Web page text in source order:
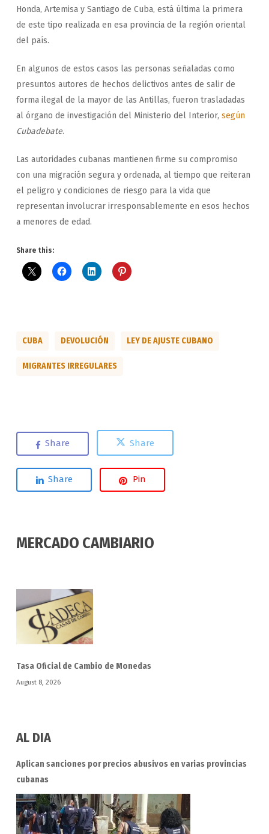
Honda, Artemisa y Santiago de Cuba, está última la primera
de este tipo realizada en esa provincia de la región oriental
del país.
En algunos de estos casos las personas señaladas como
presuntos autores de hechos delictivos antes de salir de
forma ilegal de la mayor de las Antillas, fueron trasladadas
al órgano de investigación del Ministerio del Interior, según
Cubadebate.
Las autoridades cubanas mantienen firme su compromiso
con una migración segura y ordenada, al tiempo que reiteran
el peligro y condiciones de riesgo para la vida que
representan involucrar irresponsablemente en esos hechos
a menores de edad.
Share this:
CUBA DEVOLUCIÓN LEY DE AJUSTE CUBANO
MIGRANTES IRREGULARES
Share Share
Share Pin
MERCADO CAMBIARIO
Tasa Oficial de Cambio de Monedas
August 8, 2026
AL DIA
Aplican sanciones por precios abusivos en varias provincias
cubanas